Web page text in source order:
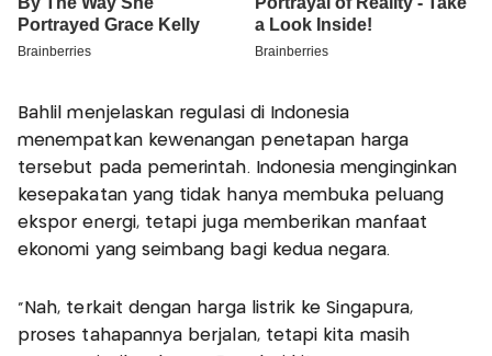
Bahlil menjelaskan regulasi di Indonesia
menempatkan kewenangan penetapan harga
tersebut pada pemerintah. Indonesia menginginkan
kesepakatan yang tidak hanya membuka peluang
ekspor energi, tetapi juga memberikan manfaat
ekonomi yang seimbang bagi kedua negara.
"Nah, terkait dengan harga listrik ke Singapura,
proses tahapannya berjalan, tetapi kita masih